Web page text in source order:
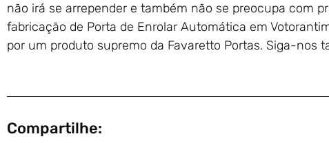
não irá se arrepender e também não se preocupa com
fabricação de Porta de Enrolar Automática em
por um produto supremo da Favaretto Portas. Siga-nos
Compartilhe: